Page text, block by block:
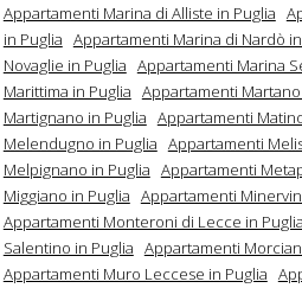
Appartamenti Marina di Alliste in Puglia
in Puglia Appartamenti Marina di Nardò
Novaglie in Puglia Appartamenti Marina
Marittima in Puglia Appartamenti
Martignano in Puglia Appartamenti
Melendugno in Puglia Appartamenti
Melpignano in Puglia Appartamenti
Miggiano in Puglia Appartamenti
Appartamenti Monteroni di Lecce in Puglia
Salentino in Puglia Appartamenti
Appartamenti Muro Leccese in Puglia